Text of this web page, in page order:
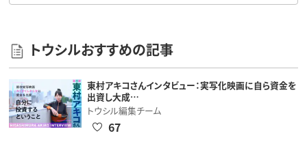
トウシルおすすめの記事
東村アキコさんインタビュー：実写化映画に自ら資金を
出資し大成…
トウシル編集チーム
67